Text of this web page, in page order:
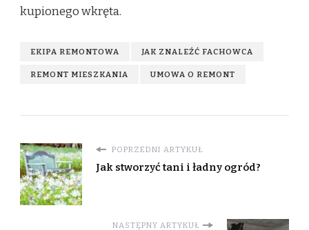
kupionego wkręta.
EKIPA REMONTOWA JAK ZNALEŹĆ FACHOWCA
REMONT MIESZKANIA UMOWA O REMONT
POPRZEDNI ARTYKUŁ
Jak stworzyć tani i ładny ogród?
NASTĘPNY ARTYKUŁ